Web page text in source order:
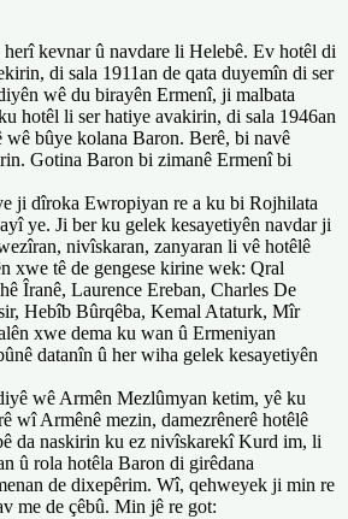
kevnar û navdare li Helebê. Ev hotêl di
di sala 1911an de qata duyemîn di ser
wê du birayên Ermenî, ji malbata
hotêl li ser hatiye avakirin, di sala 1946an
bûye kolana Baron. Berê, bi navê
Gotina Baron bi zimanê Ermenî bi
ji dîroka Ewropiyan re a ku bi Rojhilata
ye. Ji ber ku gelek kesayetiyên navdar ji
nivîskaran, zanyaran li vê hotêlê
xwe tê de gengese kirine wek: Qral
Îranê, Laurence Ereban, Charles De
Hebîb Bûrqêba, Kemal Ataturk, Mîr
xwe dema ku wan û Ermeniyan
datanîn û her wiha gelek kesayetiyên
wê Armên Mezlûmyan ketim, yê ku
wî Armênê mezin, damezrênerê hotêlê
da naskirin ku ez nivîskarekî Kurd im, li
û rola hotêla Baron di girêdana
de dixepêrim. Wî, qehweyek ji min re
me de çêbû. Min jê re got: